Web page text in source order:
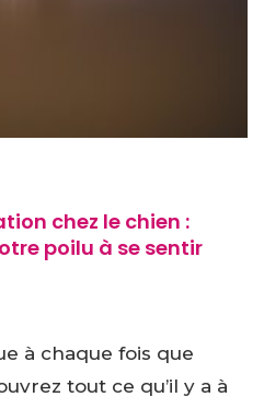
chez le chien :
poilu à se sentir
à chaque fois que
tout ce qu’il y a à